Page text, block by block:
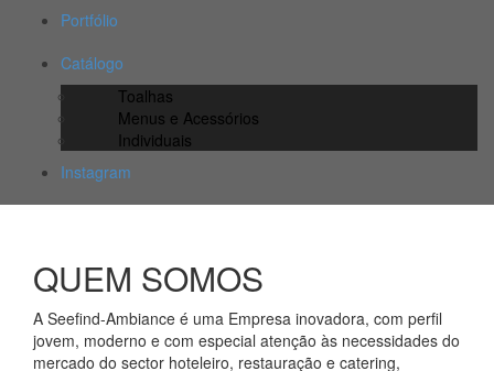
Portfólio
Catálogo
Toalhas
Menus e Acessórios
Individuais
Instagram
QUEM SOMOS
A Seefind-Ambiance é uma Empresa inovadora, com perfil
jovem, moderno e com especial atenção às necessidades do
mercado do sector hoteleiro, restauração e catering,